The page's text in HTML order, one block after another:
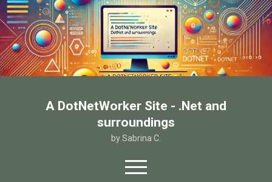
A DotNetWorker Site - .Net and
surroundings
by Sabrina C.
open
menu